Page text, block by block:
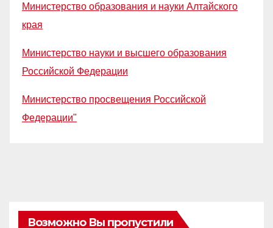
Министерство образования и науки Алтайского
края
Министерство науки и высшего образования
Российской Федерации
Министерство просвещения Российской
Федерации"
Возможно Вы пропустили